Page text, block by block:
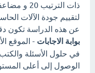
لتقييم جودة الآلات
عن هذه الدراسة تكون
بوابة الاجابات - الموقع
في حلول الأسئلة
الوصول إلى أعلى